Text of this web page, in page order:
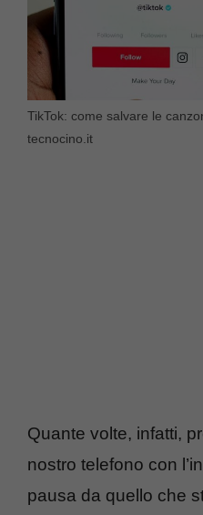
TikTok: come salvare le
tecnocino.it
Quante volte, infatti,
nostro telefono con
pausa da quello che